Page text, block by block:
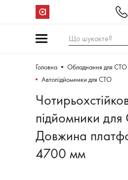
Що шукаєте?
Головна
Обладнання для СТО
Автопідйомники для СТО
підйомники
Довжина
4700 мм